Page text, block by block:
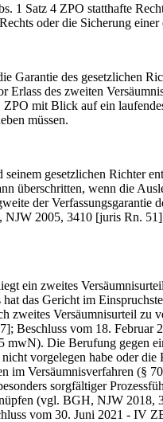
4 ZPO statthafte
oder die Sicherung
des gesetzlichen
Erlass des zweiten
mit Blick auf ein
müssen.
gesetzlichen Richter
überschritten, wenn die
der
2005, 3410 [juris Rn.
zweites Versäumnisurteil
das Gericht im
zweites Versäumnisurteil
Beschluss vom 18.
Die Berufung gegen
vorgelegen habe oder
im Versäumnisverfahren (§
sorgfältiger
(vgl. BGH, NJW
vom 30. Juni 2021 - IV